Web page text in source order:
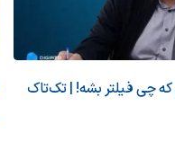
چی فیلتر بشه! | تک‌تاک